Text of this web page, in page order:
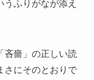
ふりがなが添え
吝嗇」の正しい読
さにそのとおりで